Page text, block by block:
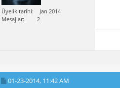
Üyelik tarihi
Jan 2014
Mesajlar
2
01-23-2014, 11:42 AM